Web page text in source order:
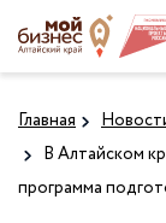
Главная
В Алтайском
программа